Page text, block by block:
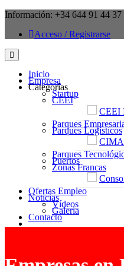
Información: +34 644 91 44 37
Acceso / Registrarse
Inicio
Empresa
Categorías
Startup
CEEI
CEEI
Parques
Parques Logísticos
Parques
Puertos
Zonas Francas
Ofertas Empleo
Noticias
Vídeos
Galeria
Contacto